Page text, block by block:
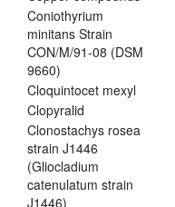
Coniothyrium
minitans Strain
CON/M/91-08 (DSM
9660)
Cloquintocet mexyl
Clopyralid
Clonostachys rosea
strain J1446
(Gliocladium
catenulatum strain
J1446)